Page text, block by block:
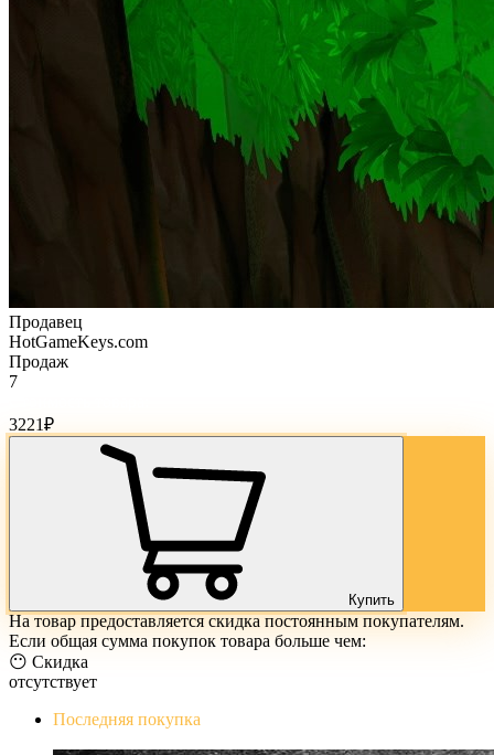
Продавец
HotGameKeys.com
Продаж
7
3221₽
Купить
На товар предоставляется скидка постоянным покупателям.
Если общая сумма покупок товара больше чем:
😶 Скидка
отсутствует
Последняя покупка